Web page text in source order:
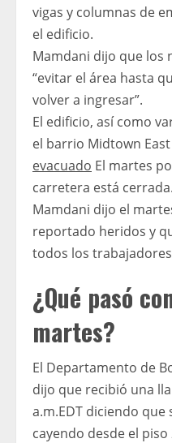
vigas y columnas de
el edificio.
Mamdani dijo que los
“evitar el área hasta
volver a ingresar”.
El edificio, así como
el barrio Midtown
evacuado El martes
carretera está cerrada.
Mamdani dijo el
reportado heridos y
todos los
¿Qué pasó
martes?
El Departamento de
dijo que recibió una
a.m.EDT diciendo
cayendo desde el